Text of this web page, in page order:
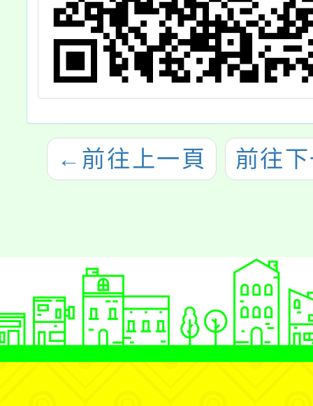
（情
課
← 前往上一頁 前往